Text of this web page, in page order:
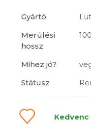
Gyártó
Merülési
hossz
Mihez jó?
Státusz